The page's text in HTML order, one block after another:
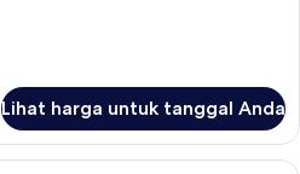
Lihat harga untuk tanggal Anda
Seprai premium, brankas, meja